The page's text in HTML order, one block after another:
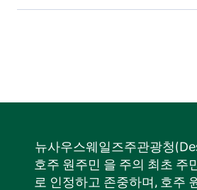
뉴사우스웨일즈주관광청
호주 원주민 을 주의 최초 주
로 인정하고 존중하며, 호주